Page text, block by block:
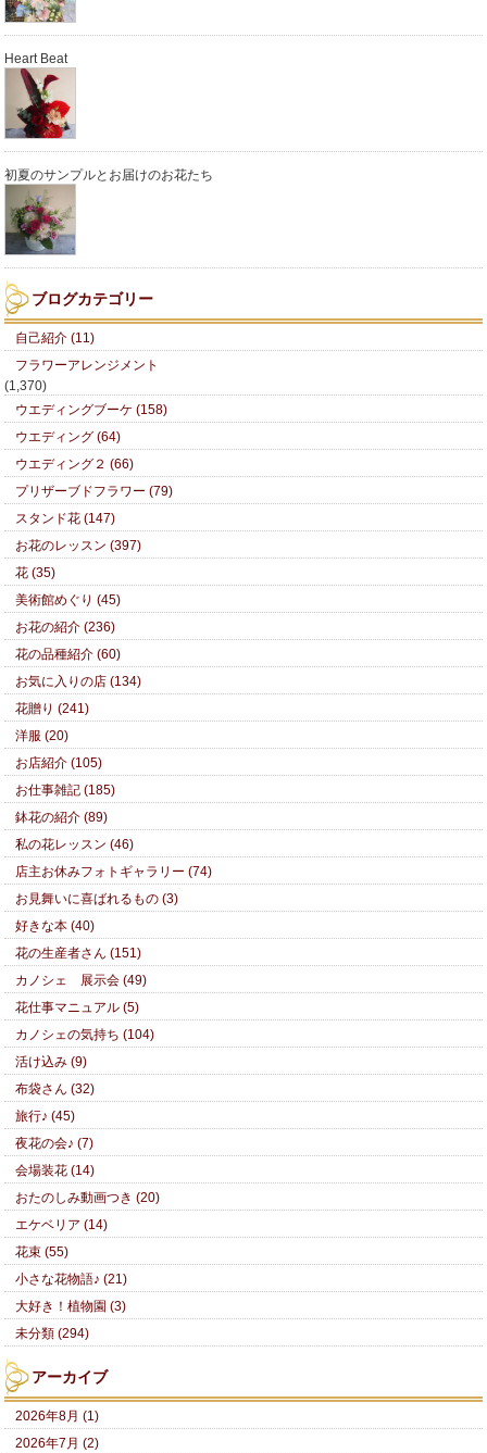
Heart Beat
初夏のサンプルとお届けのお花たち
ブログカテゴリー
自己紹介 (11)
フラワーアレンジメント
(1,370)
ウエディングブーケ (158)
ウエディング (64)
ウエディング２ (66)
プリザーブドフラワー (79)
スタンド花 (147)
お花のレッスン (397)
花 (35)
美術館めぐり (45)
お花の紹介 (236)
花の品種紹介 (60)
お気に入りの店 (134)
花贈り (241)
洋服 (20)
お店紹介 (105)
お仕事雑記 (185)
鉢花の紹介 (89)
私の花レッスン (46)
店主お休みフォトギャラリー (74)
お見舞いに喜ばれるもの (3)
好きな本 (40)
花の生産者さん (151)
カノシェ 展示会 (49)
花仕事マニュアル (5)
カノシェの気持ち (104)
活け込み (9)
布袋さん (32)
旅行♪ (45)
夜花の会♪ (7)
会場装花 (14)
おたのしみ動画つき (20)
エケベリア (14)
花束 (55)
小さな花物語♪ (21)
大好き！植物園 (3)
未分類 (294)
アーカイブ
2026年8月 (1)
2026年7月 (2)